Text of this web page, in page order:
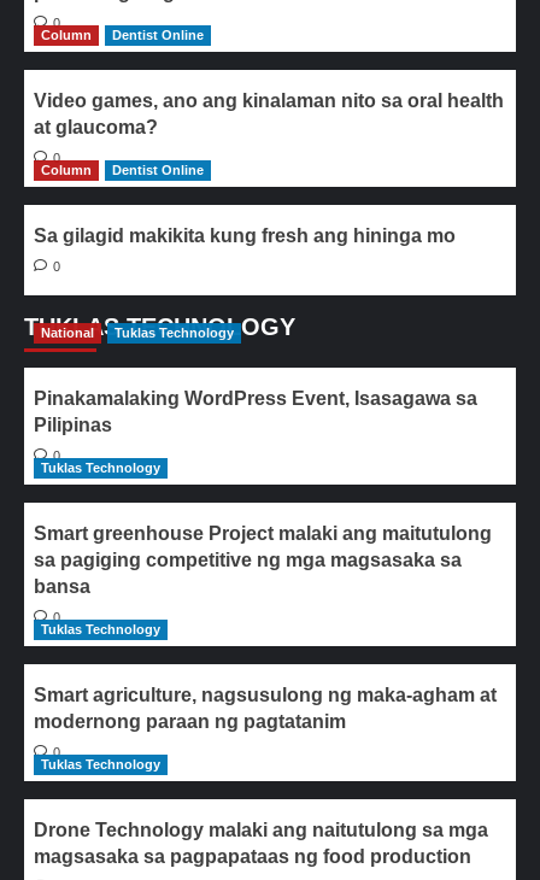
0
Column
Dentist Online
Video games, ano ang kinalaman nito sa oral health
at glaucoma?
0
Column
Dentist Online
Sa gilagid makikita kung fresh ang hininga mo
0
TUKLAS TECHNOLOGY
National Tuklas Technology
Pinakamalaking WordPress Event, Isasagawa sa
Pilipinas
0
Tuklas Technology
Smart greenhouse Project malaki ang maitutulong
sa pagiging competitive ng mga magsasaka sa
bansa
0
Tuklas Technology
Smart agriculture, nagsusulong ng maka-agham at
modernong paraan ng pagtatanim
0
Tuklas Technology
Drone Technology malaki ang naitutulong sa mga
magsasaka sa pagpapataas ng food production